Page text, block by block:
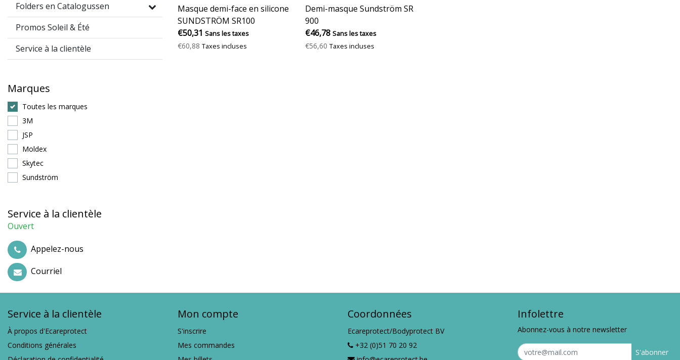
Folders en Catalogussen
Promos Soleil & Été
Service à la clientèle
Marques
Toutes les marques
3M
JSP
Moldex
Skytec
Sundström
Service à la clientèle
Ouvert
Appelez-nous
Courriel
Masque demi-face en silicone
SUNDSTRÖM SR100
€50,31 Sans les taxes
€60,88 Taxes incluses
Demi-masque Sundström SR
900
€46,78 Sans les taxes
€56,60 Taxes incluses
Service à la clientèle
À propos d'Ecareprotect
Conditions générales
Mon compte
S'inscrire
Mes commandes
Coordonnées
Ecareprotect/Bodyprotect BV
+32 (0)51 70 20 92
Infolettre
Abonnez-vous à notre newsletter
S'abonner